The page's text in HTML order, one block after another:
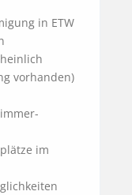
vorhanden)